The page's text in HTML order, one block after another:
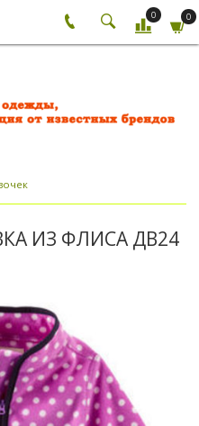
0 0
ИЗ ФЛИСА ДВ24